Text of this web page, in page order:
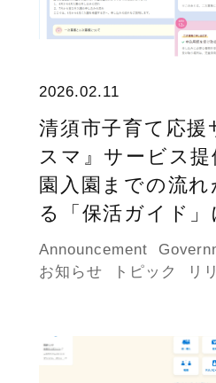
2026.02.11
清須市子育て応援
スマ』サービス
園入園までの流
る「保活ガイド」
Announcement
お知らせ
トピック リ